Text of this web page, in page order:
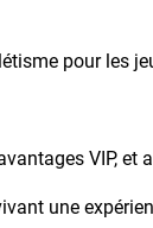
pour les
VIP, et
une